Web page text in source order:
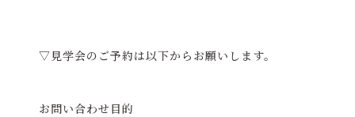
▽見学会のご予約は以下からお願いします。
お問い合わせ目的